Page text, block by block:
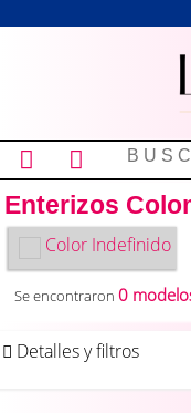
Enterizos
Color Indefinido
Se encontraron0
Detalles y filtros